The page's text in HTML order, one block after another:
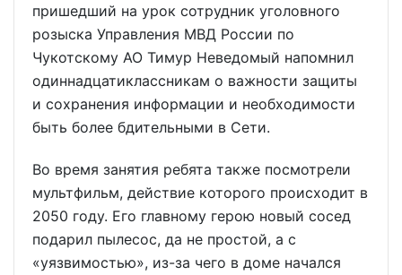
пришедший на урок сотрудник уголовного
розыска Управления МВД России по
Чукотскому АО Тимур Неведомый напомнил
одиннадцатиклассникам о важности защиты
и сохранения информации и необходимости
быть более бдительными в Сети.
Во время занятия ребята также посмотрели
мультфильм, действие которого происходит в
2050 году. Его главному герою новый сосед
подарил пылесос, да не простой, а с
«уязвимостью», из-за чего в доме начался